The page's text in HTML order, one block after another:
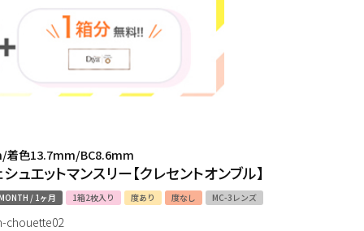
着色13.7mm/BC8.6mm
ュエットマンスリー【クレセントオンブル】
/ 1ヶ月 1箱2枚入り 度あり 度なし MC-3レンズ
chouette02